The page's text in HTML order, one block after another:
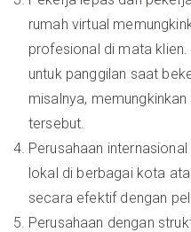
rumah virtual
profesional di mata
untuk panggilan saat
misalnya,
tersebut.
Perusahaan
lokal di berbagai kota
secara efektif dengan
Perusahaan dengan